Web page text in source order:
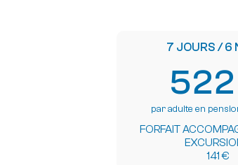
7 JOURS / 6
par adulte en
FORFAIT
141 €